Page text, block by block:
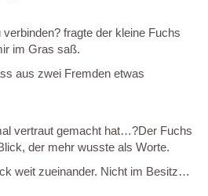
fragte der kleine Fuchs
im Gras saß.
aus zwei Fremden etwas
vertraut gemacht hat…?Der Fuchs
der mehr wusste als Worte.
weit zueinander. Nicht im Besitz…